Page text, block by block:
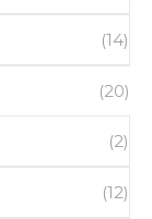
(14)
(20)
(2)
(12)